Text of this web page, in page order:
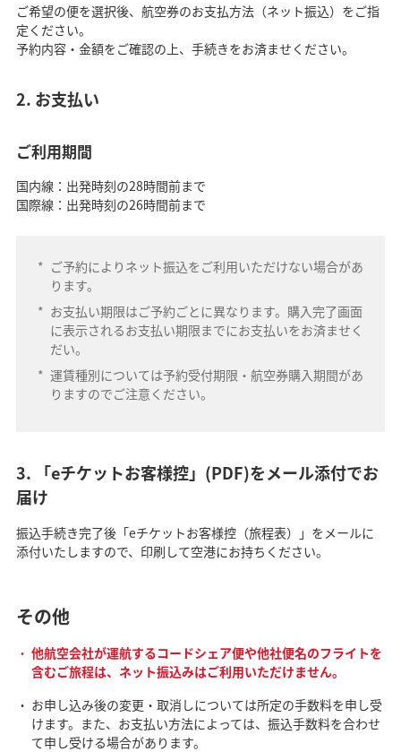
ご希望の便を選択後、航空券のお支払方法（ネット振込）をご指
定ください。
予約内容・金額をご確認の上、手続きをお済ませください。
2. お支払い
ご利用期間
国内線：出発時刻の28時間前まで
国際線：出発時刻の26時間前まで
* ご予約によりネット振込をご利用いただけない場合があ
ります。
* お支払い期限はご予約ごとに異なります。購入完了画面
に表示されるお支払い期限までにお支払いをお済ませく
だい。
* 運賃種別については予約受付期限・航空券購入期間があ
りますのでご注意ください。
3. 「eチケットお客様控」(PDF)をメール添付でお
届け
振込手続き完了後「eチケットお客様控（旅程表）」をメールに
添付いたしますので、印刷して空港にお持ちください。
その他
他航空会社が運航するコードシェア便や他社便名のフライトを
含むご旅程は、ネット振込みはご利用いただけません。
お申し込み後の変更・取消しについては所定の手数料を申し受
けます。また、お支払い方法によっては、振込手数料を合わせ
て申し受ける場合があります。